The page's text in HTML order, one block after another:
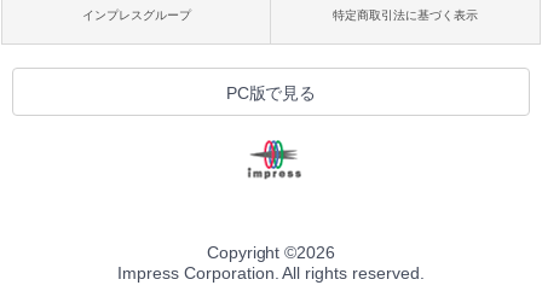
インプレスグループ 特定商取引法に基づく表示
PC版で見る
Copyright ©2026
Impress Corporation. All rights reserved.